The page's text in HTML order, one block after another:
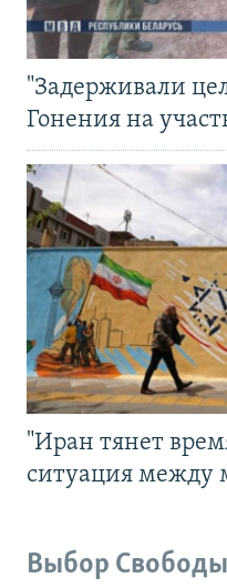
"Задерживали
Гонения на
"Иран тянет
ситуация между
Выбор Свободы